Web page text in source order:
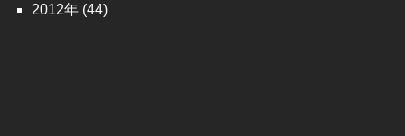
2012 (44)